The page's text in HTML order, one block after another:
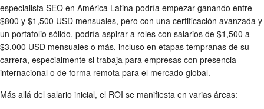
especialista SEO en América Latina podría empezar ganando entre
$800 y $1,500 USD mensuales, pero con una certificación avanzada y
un portafolio sólido, podría aspirar a roles con salarios de $1,500 a
$3,000 USD mensuales o más, incluso en etapas tempranas de su
carrera, especialmente si trabaja para empresas con presencia
internacional o de forma remota para el mercado global.
Más allá del salario inicial, el ROI se manifiesta en varias áreas: